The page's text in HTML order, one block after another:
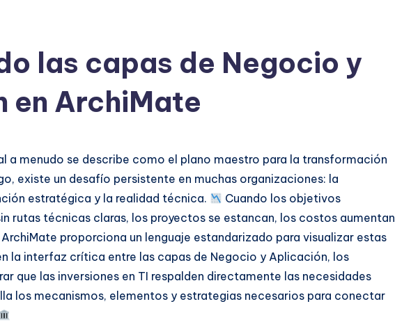
las capas de Negocio y
en ArchiMate
a menudo se describe como el plano maestro para la transformación
existe un desafío persistente en muchas organizaciones: la
estratégica y la realidad técnica.
Cuando los objetivos
rutas técnicas claras, los proyectos se estancan, los costos aumentan
proporciona un lenguaje estandarizado para visualizar estas
la interfaz crítica entre las capas de Negocio y Aplicación, los
que las inversiones en TI respalden directamente las necesidades
los mecanismos, elementos y estrategias necesarios para conectar